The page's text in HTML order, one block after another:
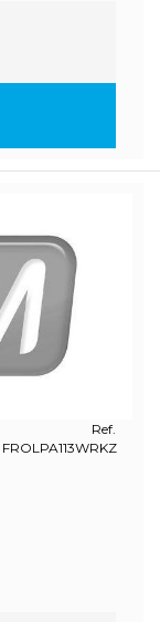
Ref.
FROLPA113WRKZ